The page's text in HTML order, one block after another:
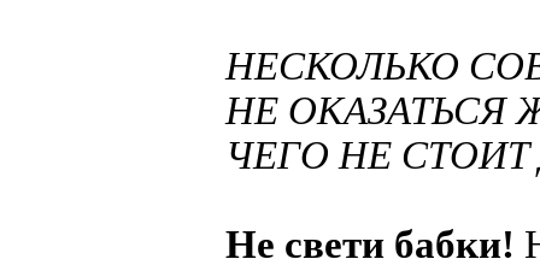
НЕСКОЛЬКО
НЕ ОКАЗАТЬСЯ
ЧЕГО НЕ СТОИТ
Не свети бабки!